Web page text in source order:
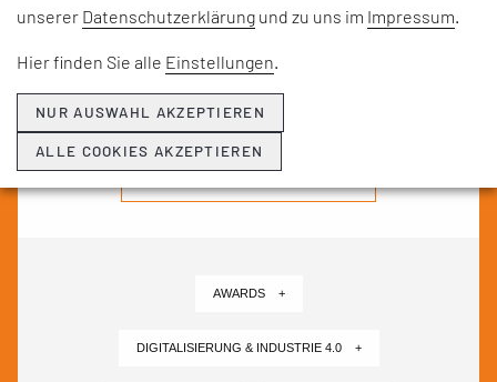
Hier erfahren Sie, was EFESO bewegt.
AWARDS +
DIGITALISIERUNG & INDUSTRIE 4.0 +
unserer Datenschutzerklärung und zu uns im Impressum.
Hier finden Sie alle Einstellungen.
NUR AUSWAHL AKZEPTIEREN
ALLE COOKIES AKZEPTIEREN